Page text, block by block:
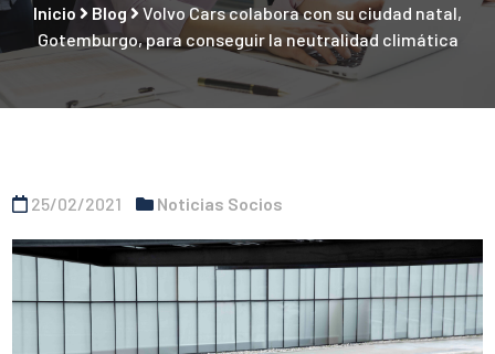
Inicio Blog
Volvo Cars colabora con su ciudad natal,
Gotemburgo, para conseguir la neutralidad climática
25/02/2021 Noticias Socios